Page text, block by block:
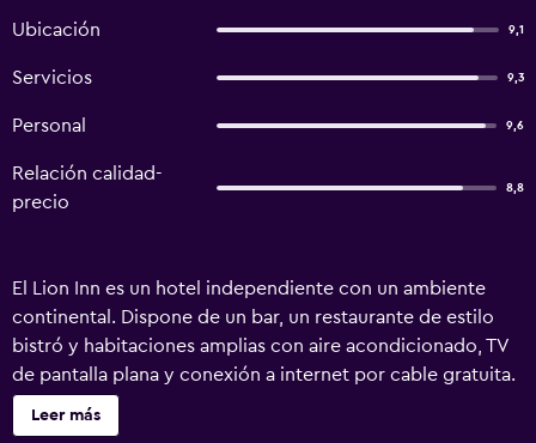
Ubicación 9,1
Servicios 9,3
Personal 9,6
Relación calidad-
precio
8,8
El Lion Inn es un hotel independiente con un ambiente
continental. Dispone de un bar, un restaurante de estilo
bistró y habitaciones amplias con aire acondicionado, TV
de pantalla plana y conexión a internet por cable gratuita.
El Lion Inn fue un pub tradicional durante muchos años.
Ahora, después de una agradable restauración, se ha
Leer más